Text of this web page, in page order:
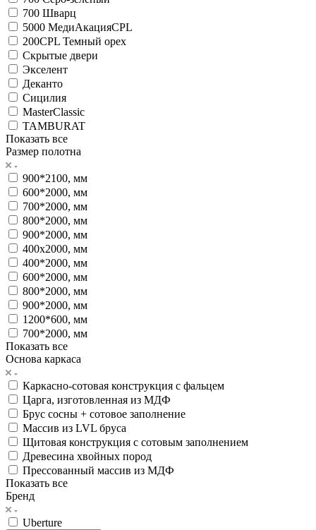
700 Шварц
5000 МедиАкацияCPL
200CPL Темный орех
Скрытые двери
Экселент
Деканто
Сицилия
MasterClassic
TAMBURAT
Показать все
Размер полотна
900*2100, мм
600*2000, мм
700*2000, мм
800*2000, мм
900*2000, мм
400x2000, мм
400*2000, мм
600*2000, мм
800*2000, мм
900*2000, мм
1200*600, мм
700*2000, мм
Показать все
Основа каркаса
Каркасно-сотовая конструкция с фальцем
Царга, изготовленная из МДФ
Брус сосны + сотовое заполнение
Массив из LVL бруса
Щитовая конструкция с сотовым заполнением
Древесина хвойных пород
Прессованный массив из МДФ
Показать все
Бренд
Uberture